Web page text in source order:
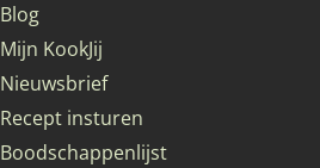
Blog
Mijn KookJij
Nieuwsbrief
Recept insturen
Boodschappenlijst